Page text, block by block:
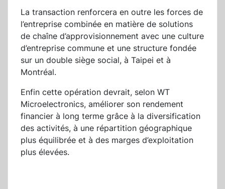
La transaction renforcera en outre les forces de
l’entreprise combinée en matière de solutions
de chaîne d’approvisionnement avec une culture
d’entreprise commune et une structure fondée
sur un double siège social, à Taipei et à
Montréal.
Enfin cette opération devrait, selon WT
Microelectronics, améliorer son rendement
financier à long terme grâce à la diversification
des activités, à une répartition géographique
plus équilibrée et à des marges d’exploitation
plus élevées.